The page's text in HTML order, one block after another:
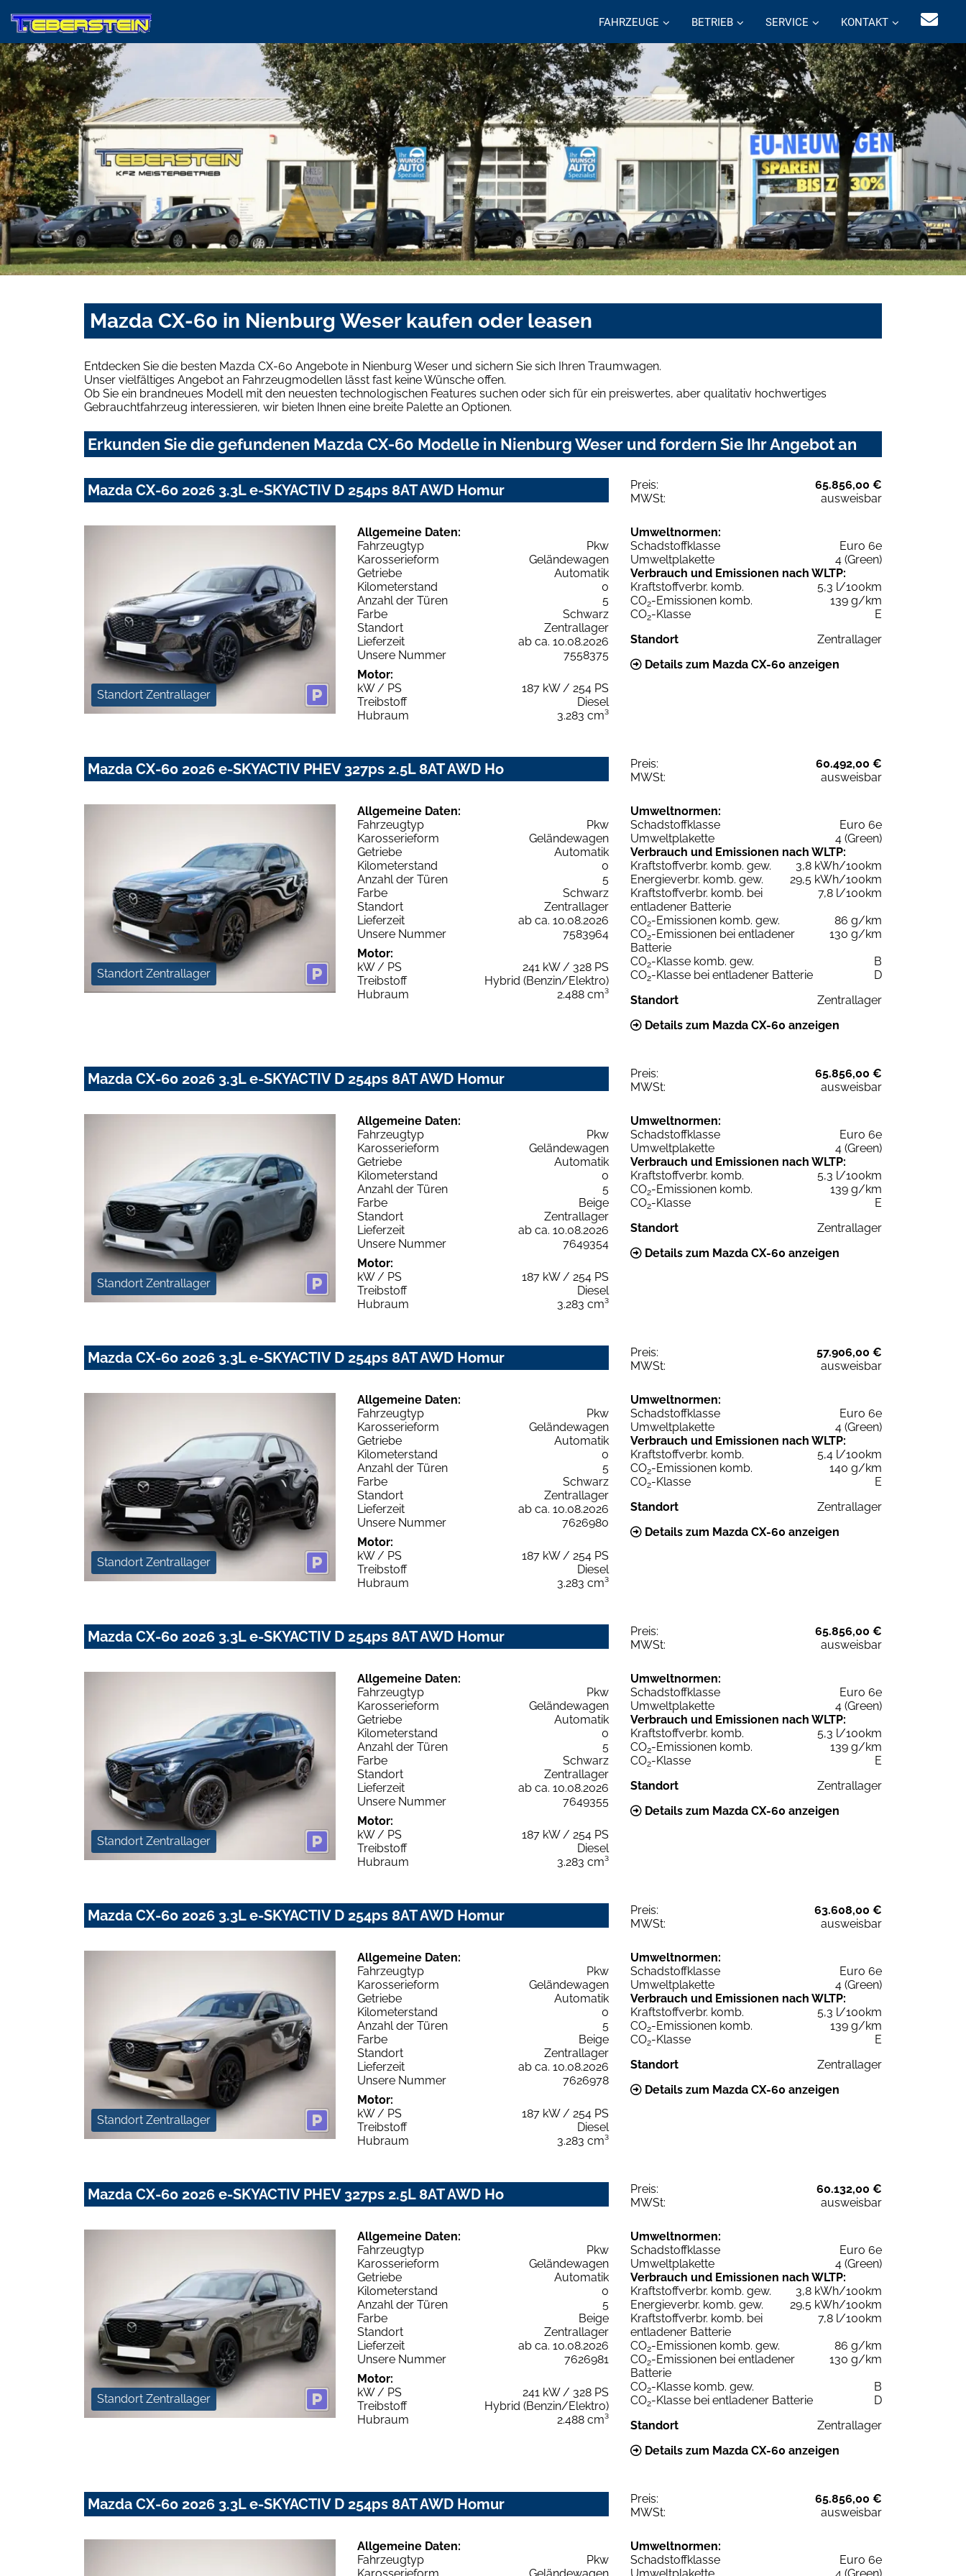
FAHRZEUGE BETRIEB SERVICE KONTAKT
Mazda CX-60 in Nienburg Weser kaufen oder leasen
Entdecken Sie die besten Mazda CX-60 Angebote in Nienburg Weser und sichern Sie sich Ihren Traumwagen.
Unser vielfältiges Angebot an Fahrzeugmodellen lässt fast keine Wünsche offen.
Ob Sie ein brandneues Modell mit den neuesten technologischen Features suchen oder sich für ein preiswertes, aber qualitativ hochwertiges
Gebrauchtfahrzeug interessieren, wir bieten Ihnen eine breite Palette an Optionen.
Erkunden Sie die gefundenen Mazda CX-60 Modelle in Nienburg Weser und fordern Sie Ihr Angebot an
Mazda CX-60 2026 3.3L e-SKYACTIV D 254ps 8AT AWD Homur Preis:
65.856,00 €
MWSt:
ausweisbar
Standort Zentrallager
Allgemeine Daten:
Fahrzeugtyp
Pkw
Karosserieform
Geländewagen
Getriebe
Automatik
Kilometerstand
0
Anzahl der Türen
5
Farbe
Schwarz
Standort
Zentrallager
Lieferzeit
ab ca. 10.08.2026
Unsere Nummer
7558375
Motor:
kW / PS
187 kW / 254 PS
Treibstoff
Diesel
Hubraum
3.283 cm³
Umweltnormen:
Schadstoffklasse
Euro 6e
Umweltplakette
4 (Green)
Verbrauch und Emissionen nach WLTP:
Kraftstoffverbr. komb.
5,3 l/100km
CO2-Emissionen komb.
139 g/km
CO2-Klasse
E
Standort
Zentrallager
Details zum Mazda CX-60 anzeigen
Mazda CX-60 2026 e-SKYACTIV PHEV 327ps 2.5L 8AT AWD Ho Preis:
60.492,00 €
MWSt:
ausweisbar
Standort Zentrallager
Allgemeine Daten:
Fahrzeugtyp
Pkw
Karosserieform
Geländewagen
Getriebe
Automatik
Kilometerstand
0
Anzahl der Türen
5
Farbe
Schwarz
Standort
Zentrallager
Lieferzeit
ab ca. 10.08.2026
Unsere Nummer
7583964
Motor:
kW / PS
241 kW / 328 PS
Treibstoff
Hybrid (Benzin/Elektro)
Hubraum
2.488 cm³
Umweltnormen:
Schadstoffklasse
Euro 6e
Umweltplakette
4 (Green)
Verbrauch und Emissionen nach WLTP:
Kraftstoffverbr. komb. gew.
3,8 kWh/100km
Energieverbr. komb. gew.
29,5 kWh/100km
Kraftstoffverbr. komb. bei
entladener Batterie
7,8 l/100km
CO2-Emissionen komb. gew.
86 g/km
CO2-Emissionen bei entladener
Batterie
130 g/km
CO2-Klasse komb. gew.
B
CO2-Klasse bei entladener Batterie
D
Standort
Zentrallager
Details zum Mazda CX-60 anzeigen
Mazda CX-60 2026 3.3L e-SKYACTIV D 254ps 8AT AWD Homur Preis:
65.856,00 €
MWSt:
ausweisbar
Standort Zentrallager
Allgemeine Daten:
Fahrzeugtyp
Pkw
Karosserieform
Geländewagen
Getriebe
Automatik
Kilometerstand
0
Anzahl der Türen
5
Farbe
Beige
Standort
Zentrallager
Lieferzeit
ab ca. 10.08.2026
Unsere Nummer
7649354
Motor:
kW / PS
187 kW / 254 PS
Treibstoff
Diesel
Hubraum
3.283 cm³
Umweltnormen:
Schadstoffklasse
Euro 6e
Umweltplakette
4 (Green)
Verbrauch und Emissionen nach WLTP:
Kraftstoffverbr. komb.
5,3 l/100km
CO2-Emissionen komb.
139 g/km
CO2-Klasse
E
Standort
Zentrallager
Details zum Mazda CX-60 anzeigen
Mazda CX-60 2026 3.3L e-SKYACTIV D 254ps 8AT AWD Homur Preis:
57.906,00 €
MWSt:
ausweisbar
Standort Zentrallager
Allgemeine Daten:
Fahrzeugtyp
Pkw
Karosserieform
Geländewagen
Getriebe
Automatik
Kilometerstand
0
Anzahl der Türen
5
Farbe
Schwarz
Standort
Zentrallager
Lieferzeit
ab ca. 10.08.2026
Unsere Nummer
7626980
Motor:
kW / PS
187 kW / 254 PS
Treibstoff
Diesel
Hubraum
3.283 cm³
Umweltnormen:
Schadstoffklasse
Euro 6e
Umweltplakette
4 (Green)
Verbrauch und Emissionen nach WLTP:
Kraftstoffverbr. komb.
5,4 l/100km
CO2-Emissionen komb.
140 g/km
CO2-Klasse
E
Standort
Zentrallager
Details zum Mazda CX-60 anzeigen
Mazda CX-60 2026 3.3L e-SKYACTIV D 254ps 8AT AWD Homur Preis:
65.856,00 €
MWSt:
ausweisbar
Standort Zentrallager
Allgemeine Daten:
Fahrzeugtyp
Pkw
Karosserieform
Geländewagen
Getriebe
Automatik
Kilometerstand
0
Anzahl der Türen
5
Farbe
Schwarz
Standort
Zentrallager
Lieferzeit
ab ca. 10.08.2026
Unsere Nummer
7649355
Motor:
kW / PS
187 kW / 254 PS
Treibstoff
Diesel
Hubraum
3.283 cm³
Umweltnormen:
Schadstoffklasse
Euro 6e
Umweltplakette
4 (Green)
Verbrauch und Emissionen nach WLTP:
Kraftstoffverbr. komb.
5,3 l/100km
CO2-Emissionen komb.
139 g/km
CO2-Klasse
E
Standort
Zentrallager
Details zum Mazda CX-60 anzeigen
Mazda CX-60 2026 3.3L e-SKYACTIV D 254ps 8AT AWD Homur Preis:
63.608,00 €
MWSt:
ausweisbar
Standort Zentrallager
Allgemeine Daten:
Fahrzeugtyp
Pkw
Karosserieform
Geländewagen
Getriebe
Automatik
Kilometerstand
0
Anzahl der Türen
5
Farbe
Beige
Standort
Zentrallager
Lieferzeit
ab ca. 10.08.2026
Unsere Nummer
7626978
Motor:
kW / PS
187 kW / 254 PS
Treibstoff
Diesel
Hubraum
3.283 cm³
Umweltnormen:
Schadstoffklasse
Euro 6e
Umweltplakette
4 (Green)
Verbrauch und Emissionen nach WLTP:
Kraftstoffverbr. komb.
5,3 l/100km
CO2-Emissionen komb.
139 g/km
CO2-Klasse
E
Standort
Zentrallager
Details zum Mazda CX-60 anzeigen
Mazda CX-60 2026 e-SKYACTIV PHEV 327ps 2.5L 8AT AWD Ho Preis:
60.132,00 €
MWSt:
ausweisbar
Standort Zentrallager
Allgemeine Daten:
Fahrzeugtyp
Pkw
Karosserieform
Geländewagen
Getriebe
Automatik
Kilometerstand
0
Anzahl der Türen
5
Farbe
Beige
Standort
Zentrallager
Lieferzeit
ab ca. 10.08.2026
Unsere Nummer
7626981
Motor:
kW / PS
241 kW / 328 PS
Treibstoff
Hybrid (Benzin/Elektro)
Hubraum
2.488 cm³
Umweltnormen:
Schadstoffklasse
Euro 6e
Umweltplakette
4 (Green)
Verbrauch und Emissionen nach WLTP:
Kraftstoffverbr. komb. gew.
3,8 kWh/100km
Energieverbr. komb. gew.
29,5 kWh/100km
Kraftstoffverbr. komb. bei
entladener Batterie
7,8 l/100km
CO2-Emissionen komb. gew.
86 g/km
CO2-Emissionen bei entladener
Batterie
130 g/km
CO2-Klasse komb. gew.
B
CO2-Klasse bei entladener Batterie
D
Standort
Zentrallager
Details zum Mazda CX-60 anzeigen
Mazda CX-60 2026 3.3L e-SKYACTIV D 254ps 8AT AWD Homur Preis:
65.856,00 €
MWSt:
ausweisbar
Allgemeine Daten:
Fahrzeugtyp
Pkw
Karosserieform
Geländewagen
Umweltnormen:
Schadstoffklasse
Euro 6e
Umweltplakette
4 (Green)